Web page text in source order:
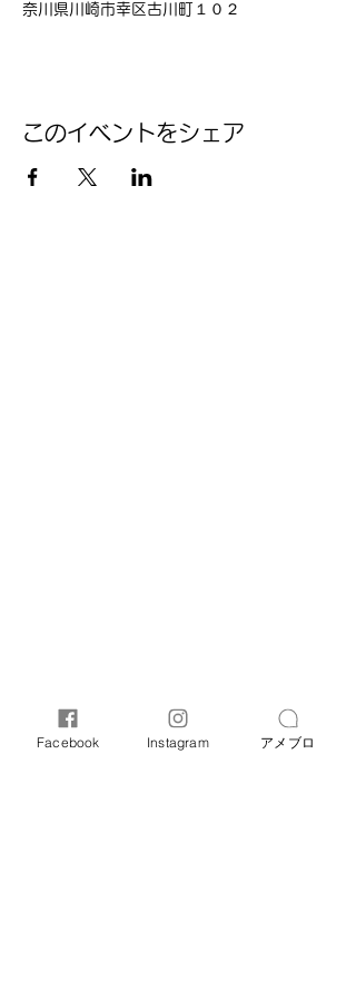
奈川県川崎市幸区古川町１０２
このイベントをシェア
Facebook Instagram アメブロ